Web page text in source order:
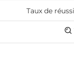
Taux de